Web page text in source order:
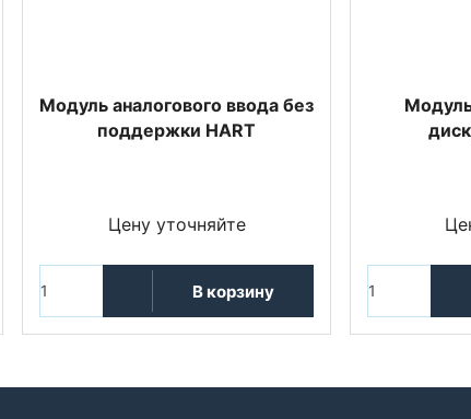
Модуль аналогового ввода без
поддержки HART
Цену уточняйте
В корзину